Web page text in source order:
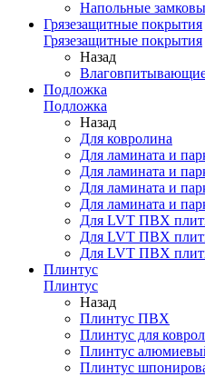
Напольные
Грязезащитные покрытия
Грязезащитные покрытия
Назад
Подложка
Подложка
Назад
Для ковролина
Для ламината и
Для ламината и
Для ламината и
Для ламината и
Для LVT ПВХ
Для LVT ПВХ
Для LVT ПВХ
Плинтус
Плинтус
Назад
Плинтус ПВХ
Плинтус для
Плинтус
Плинтус